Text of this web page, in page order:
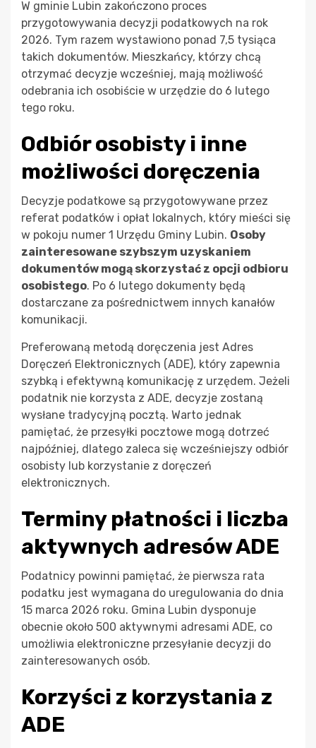
W gminie Lubin zakończono proces
przygotowywania decyzji podatkowych na rok
2026. Tym razem wystawiono ponad 7,5 tysiąca
takich dokumentów. Mieszkańcy, którzy chcą
otrzymać decyzje wcześniej, mają możliwość
odebrania ich osobiście w urzędzie do 6 lutego
tego roku.
Odbiór osobisty i inne
możliwości doręczenia
Decyzje podatkowe są przygotowywane przez
referat podatków i opłat lokalnych, który mieści się
w pokoju numer 1 Urzędu Gminy Lubin. Osoby
zainteresowane szybszym uzyskaniem
dokumentów mogą skorzystać z opcji odbioru
osobistego. Po 6 lutego dokumenty będą
dostarczane za pośrednictwem innych kanałów
komunikacji.
Preferowaną metodą doręczenia jest Adres
Doręczeń Elektronicznych (ADE), który zapewnia
szybką i efektywną komunikację z urzędem. Jeżeli
podatnik nie korzysta z ADE, decyzje zostaną
wysłane tradycyjną pocztą. Warto jednak
pamiętać, że przesyłki pocztowe mogą dotrzeć
najpóźniej, dlatego zaleca się wcześniejszy odbiór
osobisty lub korzystanie z doręczeń
elektronicznych.
Terminy płatności i liczba
aktywnych adresów ADE
Podatnicy powinni pamiętać, że pierwsza rata
podatku jest wymagana do uregulowania do dnia
15 marca 2026 roku. Gmina Lubin dysponuje
obecnie około 500 aktywnymi adresami ADE, co
umożliwia elektroniczne przesyłanie decyzji do
zainteresowanych osób.
Korzyści z korzystania z
ADE